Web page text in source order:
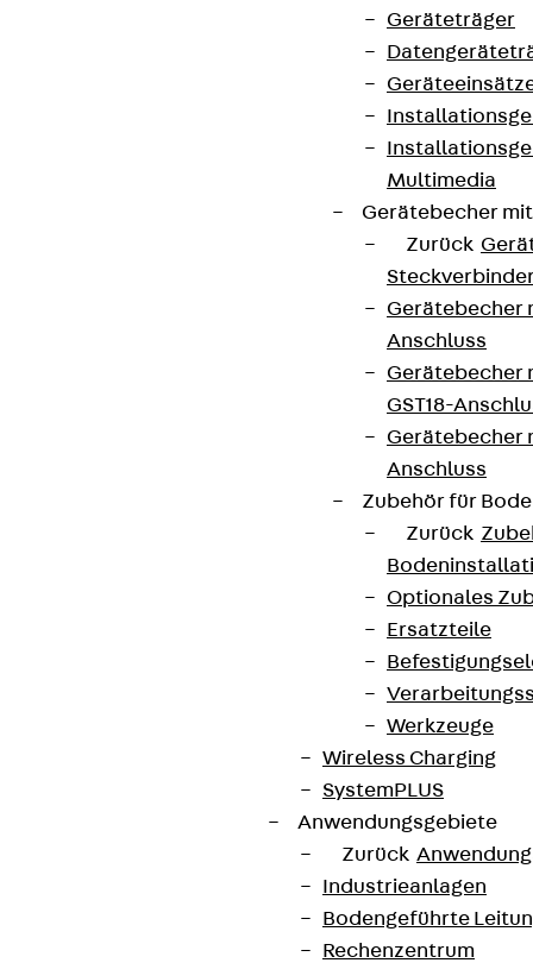
Geräteträger
Multimedia
Gerätebecher
Zurück
Gerätebecher
Anschluss
Gerätebecher
GST18-
Gerätebecher
Anschluss
Zubehör für
Zurück
Optionales
Ersatzteile
Werkzeuge
Wireless Charging
SystemPLUS
Anwendungsgebiete
Zurück
Industrieanlagen
Bodengeführte
Rechenzentrum